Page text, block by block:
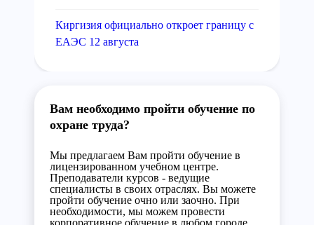
Киргизия официально откроет границу с
ЕАЭС 12 августа
Вам необходимо пройти обучение по
охране труда?
Мы предлагаем Вам пройти обучение в
лицензированном учебном центре.
Преподаватели курсов - ведущие
специалисты в своих отраслях. Вы можете
пройти обучение очно или заочно. При
необходимости, мы можем провести
корпоративное обучение в любом городе